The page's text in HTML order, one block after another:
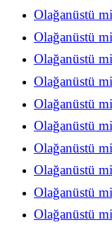
refah
Olağanüstü
refah
Olağanüstü
refah
Olağanüstü
refah
Olağanüstü
refah
Olağanüstü
refah
Olağanüstü
refah
Olağanüstü
refah
Olağanüstü
refah
Olağanüstü
refah
Olağanüstü